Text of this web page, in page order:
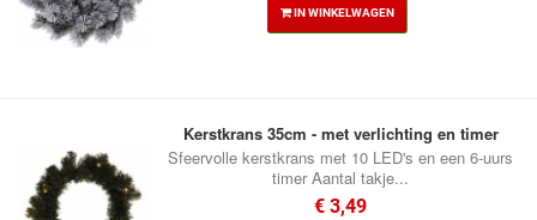
IN WINKELWAGEN
Kerstkrans 35cm - met verlichting en timer
Sfeervolle kerstkrans met 10 LED's en een 6-uurs
timer Aantal takje...
€ 3,49